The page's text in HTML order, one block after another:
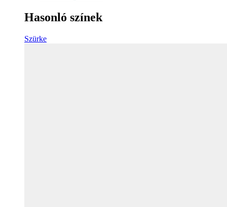
Hasonló színek
Szürke